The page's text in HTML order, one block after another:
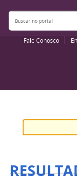
Buscar no portal
Fale Conosco